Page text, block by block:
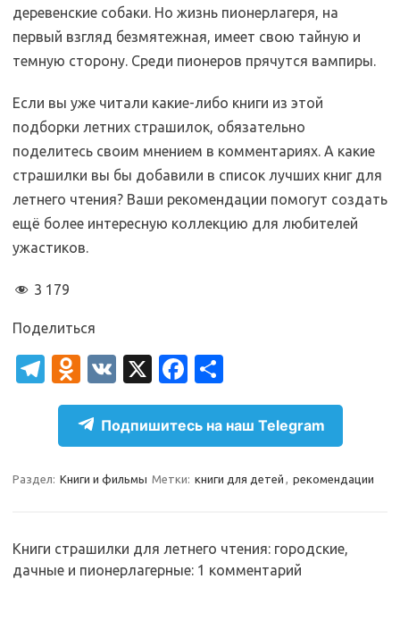
деревенские собаки. Но жизнь пионерлагеря, на
первый взгляд безмятежная, имеет свою тайную и
темную сторону. Среди пионеров прячутся вампиры.
Если вы уже читали какие-либо книги из этой
подборки летних страшилок, обязательно
поделитесь своим мнением в комментариях. А какие
страшилки вы бы добавили в список лучших книг для
летнего чтения? Ваши рекомендации помогут создать
ещё более интересную коллекцию для любителей
ужастиков.
3 179
Поделиться
T
el
gr
a
O
d
n
o
kl
sn
ik
V
K
X
Fa
c
e
b
o
k
т
п
р
а
и
т
Подпишитесь на наш Telegram
Раздел: Книги и фильмы Метки: книги для детей рекомендации
Книги страшилки для летнего чтения: городские,
дачные и пионерлагерные: 1 комментарий